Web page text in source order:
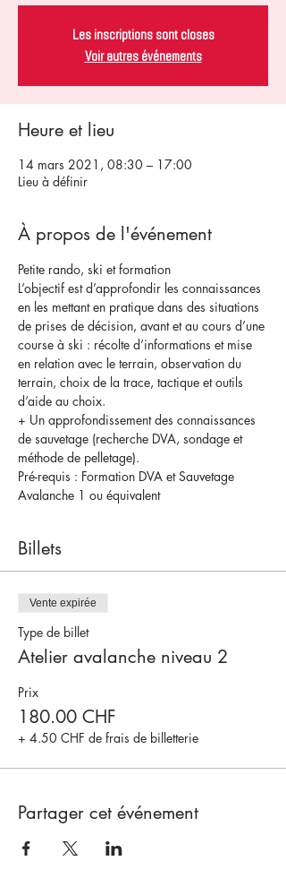
Les inscriptions sont closes
Voir autres événements
Heure et lieu
14 mars 2021, 08:30 – 17:00
Lieu à définir
À propos de l'événement
Petite rando, ski et formation
L’objectif est d’approfondir les connaissances
en les mettant en pratique dans des situations
de prises de décision, avant et au cours d’une
course à ski : récolte d’informations et mise
en relation avec le terrain, observation du
terrain, choix de la trace, tactique et outils
d’aide au choix.
+ Un approfondissement des connaissances
de sauvetage (recherche DVA, sondage et
méthode de pelletage).
Pré-requis : Formation DVA et Sauvetage
Avalanche 1 ou équivalent
Billets
Vente expirée
Type de billet
Atelier avalanche niveau 2
Prix
180.00 CHF
+ 4.50 CHF de frais de billetterie
Partager cet événement